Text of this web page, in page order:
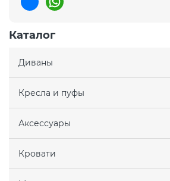
Каталог
Диваны
Кресла и пуфы
Аксессуары
Кровати